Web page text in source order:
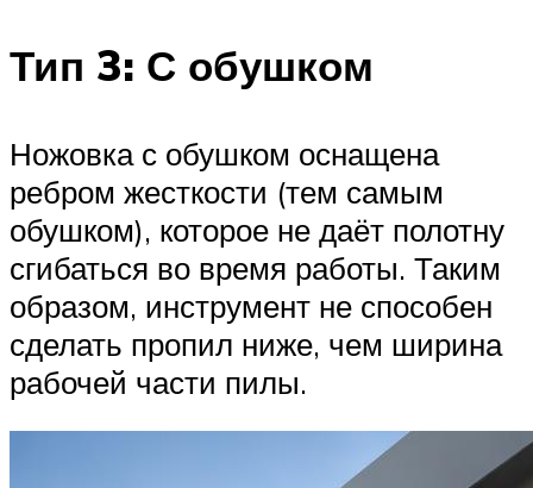
Тип 3: С обушком
Ножовка с обушком оснащена
ребром жесткости (тем самым
обушком), которое не даёт полотну
сгибаться во время работы. Таким
образом, инструмент не способен
сделать пропил ниже, чем ширина
рабочей части пилы.